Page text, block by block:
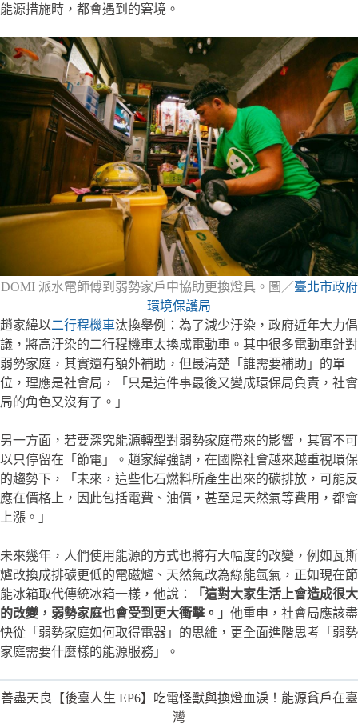
能源措施時，都會遇到的窘境。
DOMI 派水電師傅到弱勢家戶中協助更換燈具。圖／臺北市政府
環境保護局
趙家緯以二行程機車汰換舉例：為了減少汙染，政府近年大力倡
議，將高汙染的二行程機車太換成電動車。其中很多電動車針對
弱勢家庭，其實還有額外補助，但最清楚「誰需要補助」的單
位，理應是社會局，「只是這件事最後又變成環保局負責，社會
局的角色又沒有了。」
另一方面，若要深究能源轉型對弱勢家庭帶來的影響，其實不可
以只停留在「節電」。趙家緯強調，在國際社會越來越重視環保
的趨勢下，「未來，這些化石燃料所產生出來的碳排放，可能反
應在價格上，因此包括電費、油價，甚至是天然氣等費用，都會
上漲。」
未來幾年，人們使用能源的方式也將有大幅度的改變，例如瓦斯
爐改換成排碳更低的電磁爐、天然氣改為綠能氫氣，正如現在節
能冰箱取代傳統冰箱一樣，他說：
「這對大家生活上會造成很大
的改變，弱勢家庭也會受到更大衝擊。」 他重申，社會局應該盡
快從「弱勢家庭如何取得電器」的思維，更全面進階思考「弱勢
家庭需要什麼樣的能源服務」。
善盡天良【後臺人生 EP6】吃電怪獸與換燈血淚！能源貧戶在臺
灣